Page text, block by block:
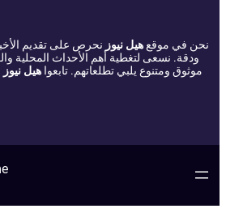
نحن في موقع هيل نيوز نحرص على تقديم
ودقة. نسعى لتغطية أهم الأحداث المحلية
موثوق ومتنوع يلبي تطلعاتهم. تابعوا هيل نيوز